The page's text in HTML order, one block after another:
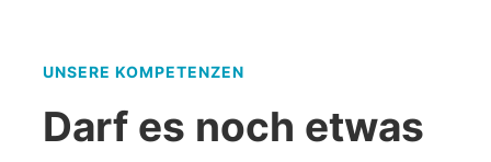
UNSERE KOMPETENZEN
Darf es noch etwas